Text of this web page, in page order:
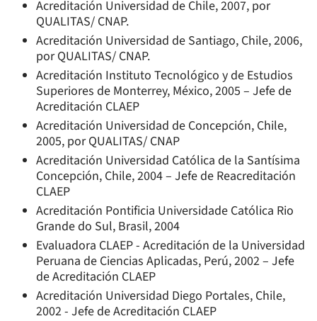
Acreditación Universidad de Chile, 2007, por
QUALITAS/ CNAP.
Acreditación Universidad de Santiago, Chile, 2006,
por QUALITAS/ CNAP.
Acreditación Instituto Tecnológico y de Estudios
Superiores de Monterrey, México, 2005 – Jefe de
Acreditación CLAEP
Acreditación Universidad de Concepción, Chile,
2005, por QUALITAS/ CNAP
Acreditación Universidad Católica de la Santísima
Concepción, Chile, 2004 – Jefe de Reacreditación
CLAEP
Acreditación Pontificia Universidade Católica Rio
Grande do Sul, Brasil, 2004
Evaluadora CLAEP - Acreditación de la Universidad
Peruana de Ciencias Aplicadas, Perú, 2002 – Jefe
de Acreditación CLAEP
Acreditación Universidad Diego Portales, Chile,
2002 - Jefe de Acreditación CLAEP